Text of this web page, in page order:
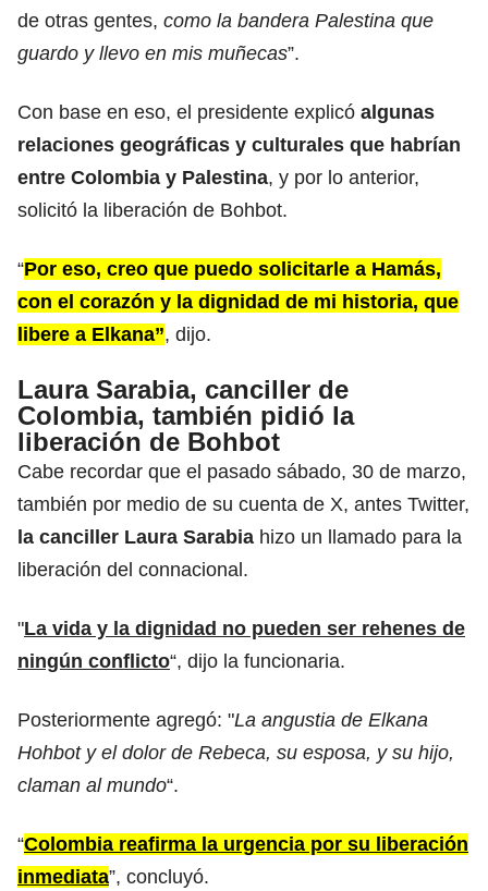
de otras gentes, como la bandera Palestina que
guardo y llevo en mis muñecas”.
Con base en eso, el presidente explicó algunas
relaciones geográficas y culturales que habrían
entre Colombia y Palestina, y por lo anterior,
solicitó la liberación de Bohbot.
“Por eso, creo que puedo solicitarle a Hamás,
con el corazón y la dignidad de mi historia, que
libere a Elkana”, dijo.
Laura Sarabia, canciller de
Colombia, también pidió la
liberación de Bohbot
Cabe recordar que el pasado sábado, 30 de marzo,
también por medio de su cuenta de X, antes Twitter,
la canciller Laura Sarabia hizo un llamado para la
liberación del connacional.
"La vida y la dignidad no pueden ser rehenes de
ningún conflicto“, dijo la funcionaria.
Posteriormente agregó: "La angustia de Elkana
Hohboty el dolor de Rebeca, su esposa, y su hijo,
claman al mundo“.
“Colombia reafirma la urgencia por su liberación
inmediata”, concluyó.